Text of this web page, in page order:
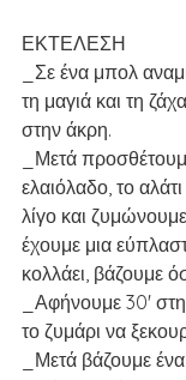
ΕΚΤΕΛΕΣΗ
_Σε ένα μπολ
τη μαγιά και τη
στην άκρη.
_Μετά
ελαιόλαδο, το
λίγο και
έχουμε μια
κολλάει, βάζουμε
_Αφήνουμε 30'
το ζυμάρι να
_Μετά βάζουμε